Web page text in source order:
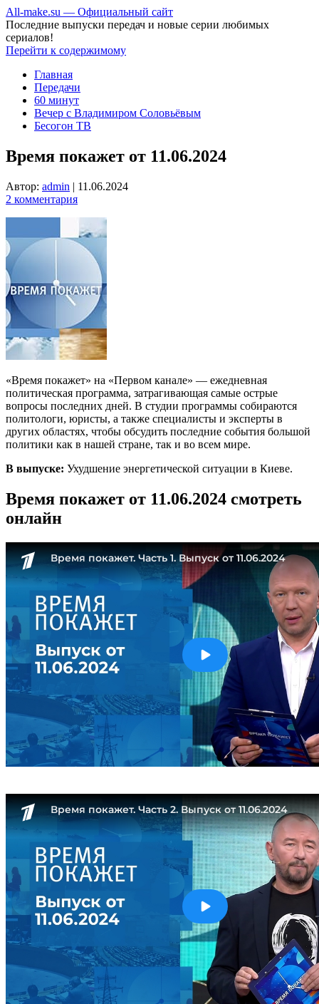
All-make.su — Официальный сайт
Последние выпуски передач и новые серии любимых
сериалов!
Перейти к содержимому
Главная
Передачи
60 минут
Вечер с Владимиром Соловьёвым
Бесогон ТВ
Время покажет от 11.06.2024
Автор: admin | 11.06.2024
2 комментария
«Время покажет» на «Первом канале» — ежедневная
политическая программа, затрагивающая самые острые
вопросы последних дней. В студии программы собираются
политологи, юристы, а также специалисты и эксперты в
других областях, чтобы обсудить последние события большой
политики как в нашей стране, так и во всем мире.
В выпуске: Ухудшение энергетической ситуации в Киеве.
Время покажет от 11.06.2024 смотреть
онлайн